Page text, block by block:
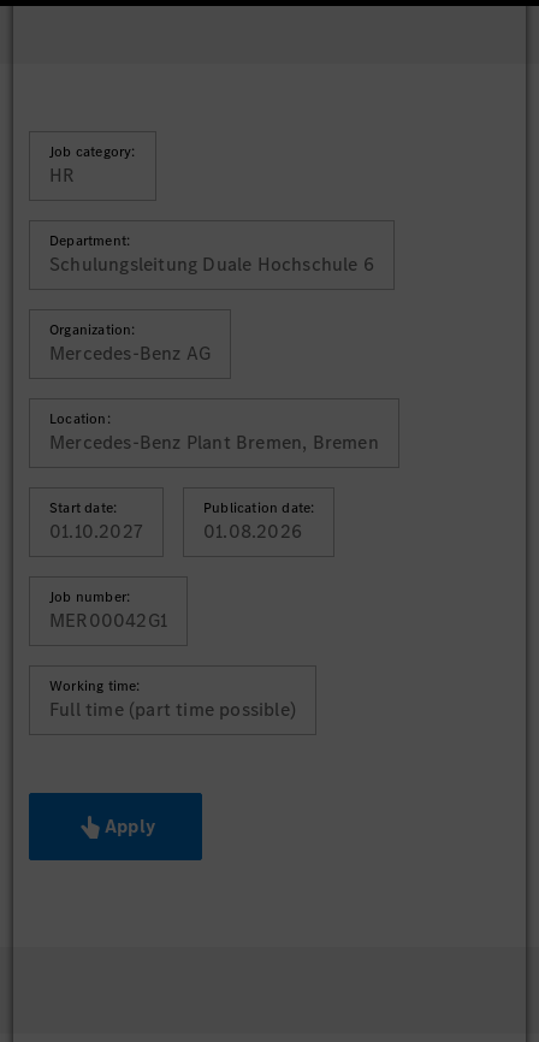
Job category:
HR
Department:
Schulungsleitung Duale Hochschule 6
Organization:
Mercedes-Benz AG
Location:
Mercedes-Benz Plant Bremen, Bremen
Start date:
01.10.2027
Publication date:
01.08.2026
Job number:
MER00042G1
Working time:
Full time (part time possible)
Apply